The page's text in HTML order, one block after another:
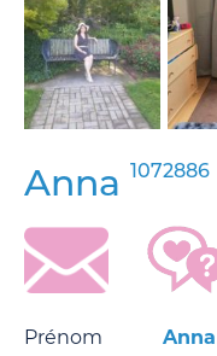
Anna 1072886
Prénom
Anna